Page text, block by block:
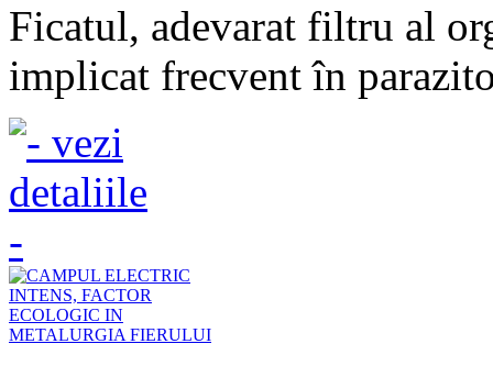
Ficatul, adevarat filtru al
implicat frecvent în